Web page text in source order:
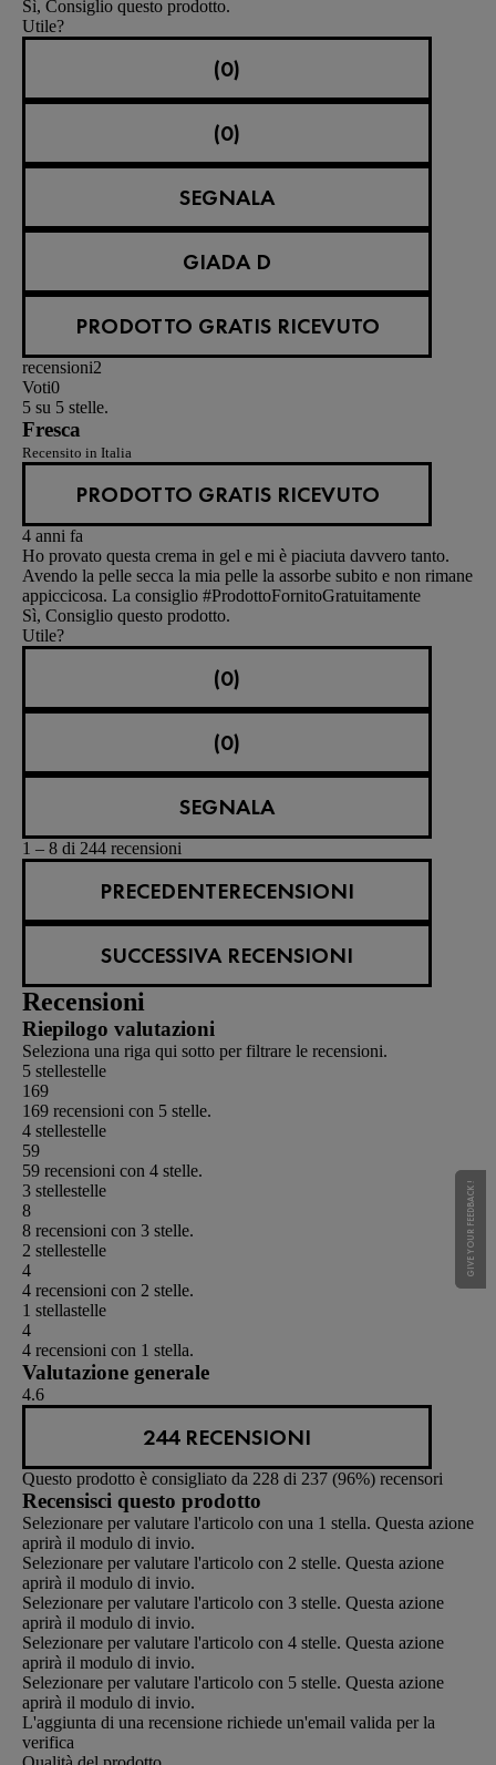
Sì, Consiglio questo prodotto.
Utile?
(0)
(0)
SEGNALA
GIADA D
PRODOTTO GRATIS RICEVUTO
recensioni2
Voti0
5 su 5 stelle.
Fresca
Recensito in Italia
PRODOTTO GRATIS RICEVUTO
4 anni fa
Ho provato questa crema in gel e mi è piaciuta davvero tanto.
Avendo la pelle secca la mia pelle la assorbe subito e non rimane
appiccicosa. La consiglio #ProdottoFornitoGratuitamente
Sì, Consiglio questo prodotto.
Utile?
(0)
(0)
SEGNALA
1 – 8 di 244 recensioni
PRECEDENTERECENSIONI
SUCCESSIVA RECENSIONI
Recensioni
Riepilogo valutazioni
Seleziona una riga qui sotto per filtrare le recensioni.
5 stellestelle
169
169 recensioni con 5 stelle.
4 stellestelle
59
59 recensioni con 4 stelle.
3 stellestelle
8
8 recensioni con 3 stelle.
2 stellestelle
4
4 recensioni con 2 stelle.
1 stellastelle
4
4 recensioni con 1 stella.
Valutazione generale
4.6
244 RECENSIONI
Questo prodotto è consigliato da 228 di 237 (96%) recensori
Recensisci questo prodotto
Selezionare per valutare l'articolo con una 1 stella. Questa azione
aprirà il modulo di invio.
Selezionare per valutare l'articolo con 2 stelle. Questa azione
aprirà il modulo di invio.
Selezionare per valutare l'articolo con 3 stelle. Questa azione
aprirà il modulo di invio.
Selezionare per valutare l'articolo con 4 stelle. Questa azione
aprirà il modulo di invio.
Selezionare per valutare l'articolo con 5 stelle. Questa azione
aprirà il modulo di invio.
L'aggiunta di una recensione richiede un'email valida per la
verifica
GIVE YOUR FEEDBACK !
GIVE YOUR FEEDBACK !